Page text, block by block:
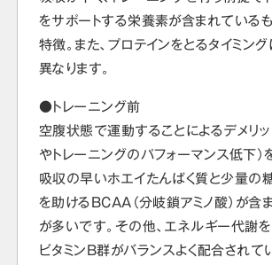
をサポートする栄養素が含まれている
特徴。また、プロテインをとるタイミン
異なります。
●トレーニング前
空腹状態で運動することによるデメリ
やトレーニングのパフォーマンス低下）
吸収の早いホエイたんぱく質と少量の
を助けるBCAA（分岐鎖アミノ酸）が含
が多いです。その他、エネルギー代謝
ビタミンB群がバランスよく配合されて